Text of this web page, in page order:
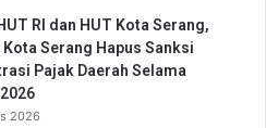
RI dan HUT Kota Serang,
Kota Serang Hapus Sanksi
Pajak Daerah Selama
2026